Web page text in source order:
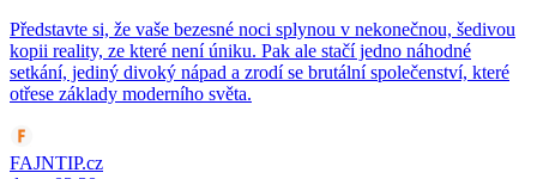
Představte si, že vaše bezesné noci splynou v nekonečnou, šedivou
kopii reality, ze které není úniku. Pak ale stačí jedno náhodné
setkání, jediný divoký nápad a zrodí se brutální společenství, které
otřese základy moderního světa.
FAJNTIP.cz